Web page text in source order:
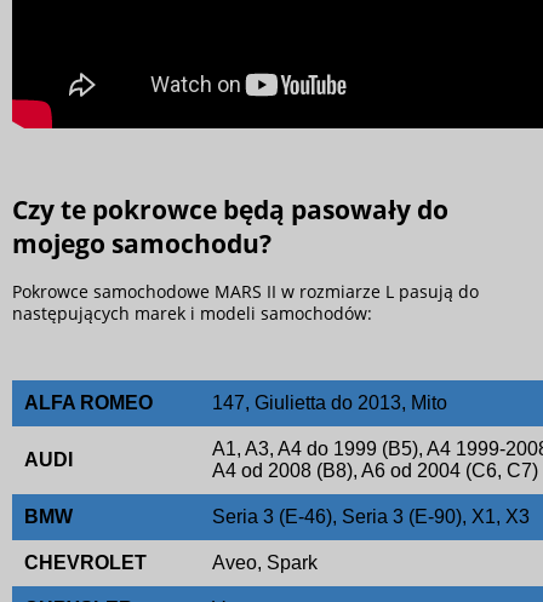
Czy te pokrowce będą pasowały do
mojego samochodu?
Pokrowce samochodowe MARS II w rozmiarze L pasują do
następujących marek i modeli samochodów:
ALFA ROMEO 147, Giulietta do 2013, Mito
AUDI
A1, A3, A4 do 1999 (B5), A4 1999-
A4 od 2008 (B8), A6 od 2004 (C6, C7)
BMW Seria 3 (E-46), Seria 3 (E-90), X1, X3
CHEVROLET Aveo, Spark